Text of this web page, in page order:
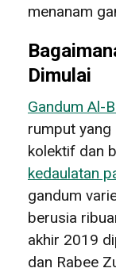
menanam
Dimulai
Gandum Al-
rumput
kolektif dan
kedaulatan
gandum
berusia
akhir 2019
dan Rabee